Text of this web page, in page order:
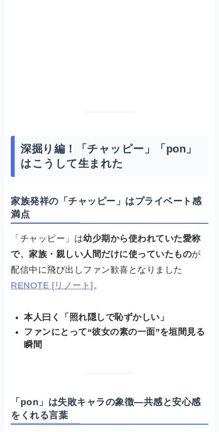
深掘り編！「チャッピー」「pon」
はこうして生まれた
家族発祥の「チャッピー」はプライベート感
満点
「チャッピー」は幼少期から使われていた愛称
で、家族・親しい人間だけに使っていたものが
配信中に飛び出しファン歓喜となりました
RENOTE [リノート] 。
本人曰く「照れ隠しで恥ずかしい」
ファンにとって“彼女の素の一面”を垣間見る
瞬間
「pon」は失敗キャラの象徴—共感と安心感
をくれる言葉